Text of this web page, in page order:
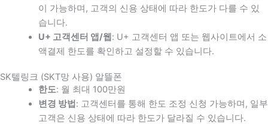
이 가능하며, 고객의 신용 상태에 따라 한도가 다를 수 있
습니다.
U+ 고객센터 앱/웹 : U+ 고객센터 앱 또는 웹사이트에서 소
액결제 한도를 확인하고 설정할 수 있습니다.
SK텔링크 (SKT망 사용) 알뜰폰
한도: 월 최대 100만원
변경 방법 : 고객센터를 통해 한도 조정 신청 가능하며, 일부
고객은 신용 상태에 따라 한도가 달라질 수 있습니다.